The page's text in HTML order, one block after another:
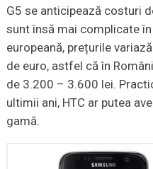
G5 se anticipează costuri
sunt însă mai complicate
europeană, prețurile
de euro, astfel că în
de 3.200 – 3.600 lei.
ultimii ani, HTC ar putea
gamă.